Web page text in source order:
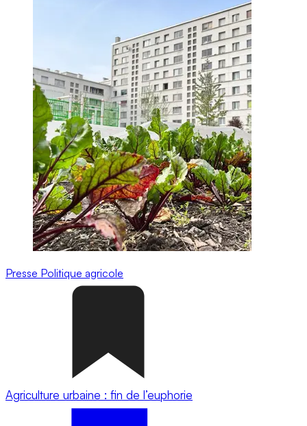
Presse Politique agricole
Agriculture urbaine : fin de l’euphorie